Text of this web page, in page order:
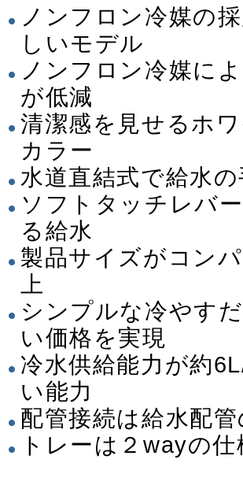
ノンフロン冷媒の
しいモデル
ノンフロン冷媒に
が低減
清潔感を見せるホ
カラー
水道直結式で給水
ソフトタッチレバ
る給水
製品サイズがコン
上
シンプルな冷やす
い価格を実現
冷水供給能力が約
い能力
配管接続は給水配
トレーは２wayの